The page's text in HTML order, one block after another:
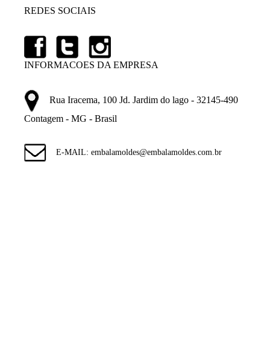
REDES SOCIAIS
INFORMACOES DA EMPRESA
Rua Iracema, 100 Jd. Jardim do lago - 32145-490
Contagem - MG - Brasil
E-MAIL: embalamoldes@embalamoldes.com.br